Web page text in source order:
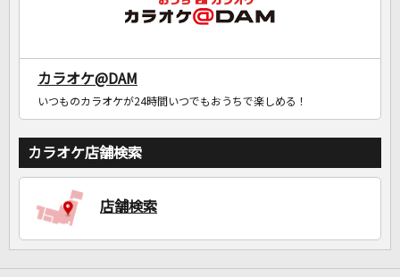
カラオケ@DAM
いつものカラオケが24時間いつでもおうちで楽しめる！
カラオケ店舗検索
店舗検索